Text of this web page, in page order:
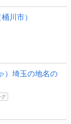
川市）
）埼玉の地名の
グ